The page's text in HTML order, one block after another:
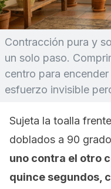
Contracción pura y
un solo paso.
centro para
esfuerzo invisible
Sujeta la toalla
doblados a 90
uno contra el otro
quince segundos,